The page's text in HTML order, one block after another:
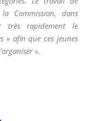
Commission, dans
très rapidement le
» afin que ces jeunes
».